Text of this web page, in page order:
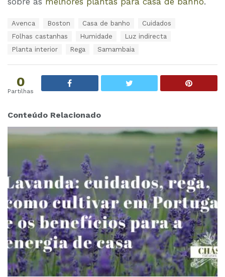
Avenca Boston Casa de banho
Cuidados
Folhas castanhas
Humidade
Luz indirecta
Planta interior
Rega Samambaia
0
Partilhas
Conteúdo Relacionado